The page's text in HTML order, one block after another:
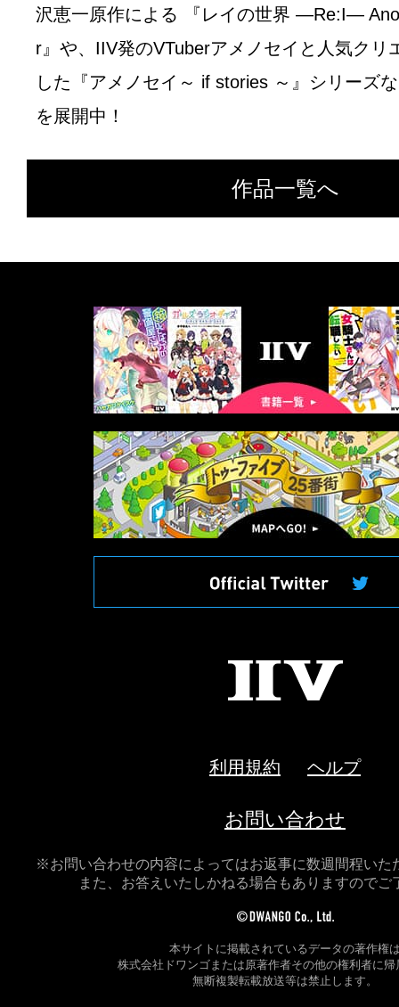
沢恵一原作による 『レイの世界 ―Re:I―
r』や、IIV発のVTuberアメノセイと人気クリ
した『アメノセイ～ if stories ～』シリーズ
を展開中！
作品一覧へ
書
籍
一
覧
マ
ッ
プ
へ
利用規約 ヘルプ
お問い合わせ
※お問い合わせの内容によってはお返事に数週間程いた
また、お答えいたしかねる場合もありますのでご
本サイトに掲載されているデータの著作権
株式会社ドワンゴまたは原著作者その他の権利者に帰
無断複製転載放送等は禁止します。